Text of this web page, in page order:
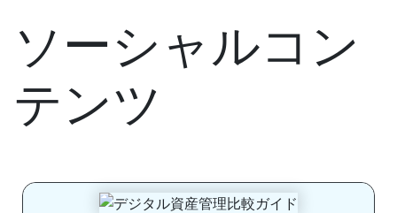
ソーシャルコン
テンツ